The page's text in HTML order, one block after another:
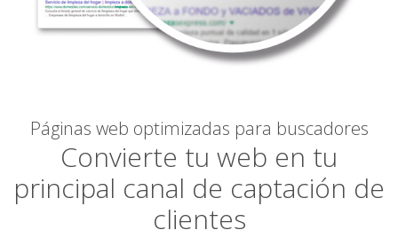
Páginas web optimizadas para buscadores
Convierte tu web en tu
principal canal de captación de
clientes